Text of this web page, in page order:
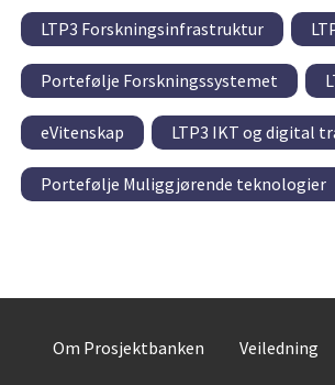
LTP3 Forskningsinfrastruktur
Portefølje Forskningssystemet
eVitenskap LTP3 IKT og digital
Portefølje Muliggjørende teknologier
Om Prosjektbanken Veiledning